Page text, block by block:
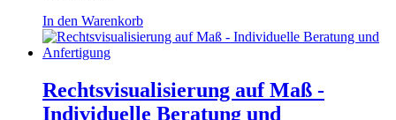
In den Warenkorb
Rechtsvisualisierung auf Maß -
Individuelle Beratung und